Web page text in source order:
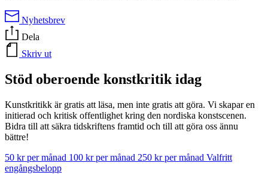
Nyhetsbrev
Dela
Skriv ut
Stöd oberoende konstkritik idag
Kunstkritikk är gratis att läsa, men inte gratis att göra. Vi skapar en
initierad och kritisk offentlighet kring den nordiska konstscenen.
Bidra till att säkra tidskriftens framtid och till att göra oss ännu
bättre!
50 kr per månad 100 kr per månad 250 kr per månad Valfritt
engångsbelopp